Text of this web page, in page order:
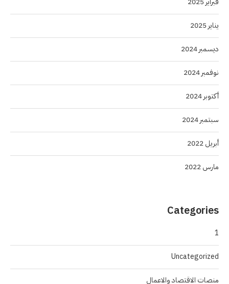
يناير 2025
ديسمبر 2024
نوفمبر 2024
أكتوبر 2024
سبتمبر 2024
أبريل 2022
مارس 2022
Categories
1
Uncategorized
منصات الاقتصاد والاعمال